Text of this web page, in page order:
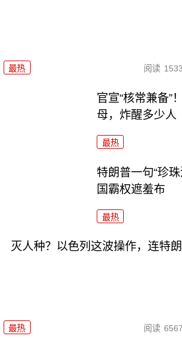
最热 阅读
官宣“核常兼备”
母，炸醒多少人
最热
特朗普一句“珍
国霸权遮羞布
最热
灭人种？以色列这波操作，连特朗
最热 阅读 6567